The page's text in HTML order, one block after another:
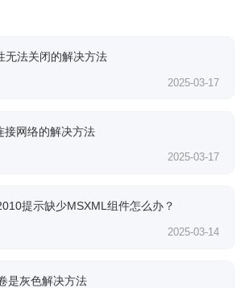
无法关闭的解决方法
2025-03-17
接网络的解决方法
2025-03-17
提示缺少MSXML组件怎么办？
2025-03-14
是灰色解决方法